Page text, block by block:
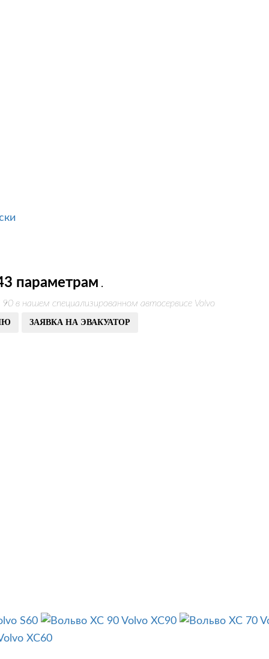
параметрам .
в нашем специализированном автосервисе Volvo
ЗАЯВКА НА ЭВАКУАТОР
S60 Volvo XC90
XC60